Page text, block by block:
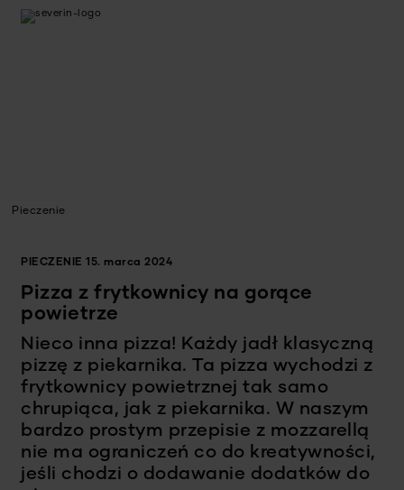
Pieczenie
PIECZENIE 15. marca 2024
Pizza z frytkownicy na gorące
powietrze
Nieco inna pizza! Każdy jadł klasyczną
pizzę z piekarnika. Ta pizza wychodzi z
frytkownicy powietrznej tak samo
chrupiąca, jak z piekarnika. W naszym
bardzo prostym przepisie z mozzarellą
nie ma ograniczeń co do kreatywności,
jeśli chodzi o dodawanie dodatków do